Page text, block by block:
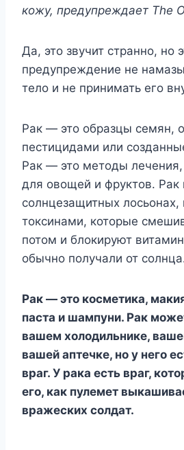
кожу, предупреждает The
Да, это звучит странно, но
предупреждение не
тело и не принимать его
Рак — это образцы семян,
пестицидами или
Рак — это методы
для овощей и фруктов. Рак
солнцезащитных лосьонах,
токсинами, которые
потом и блокируют
обычно получали от
Рак — это косметика,
паста и шампуни. Рак
вашем холодильнике,
вашей аптечке, но у него
враг. У рака есть враг,
его, как пулемет
вражеских солдат.